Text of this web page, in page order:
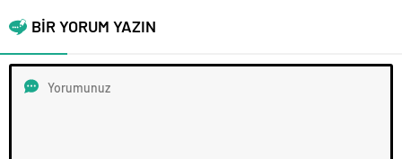
BİR YORUM YAZIN